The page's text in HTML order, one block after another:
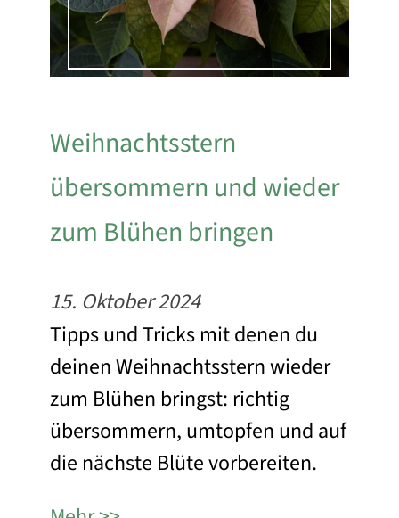
Weihnachtsstern
übersommern und wieder
zum Blühen bringen
15. Oktober 2024
Tipps und Tricks mit denen du
deinen Weihnachtsstern wieder
zum Blühen bringst: richtig
übersommern, umtopfen und auf
die nächste Blüte vorbereiten.